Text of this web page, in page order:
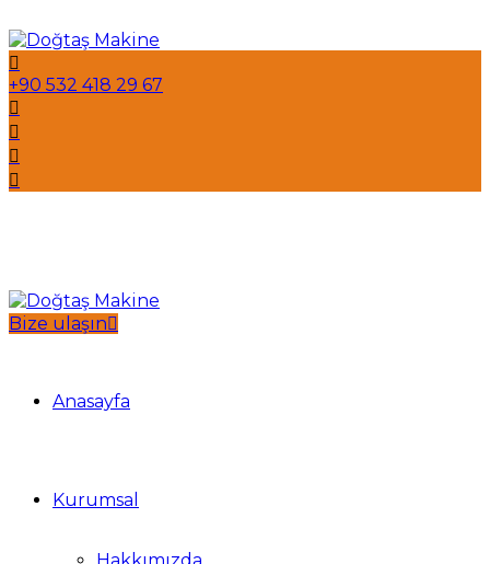
+90 532 418 29 67
Bize ulaşın
Anasayfa
Kurumsal